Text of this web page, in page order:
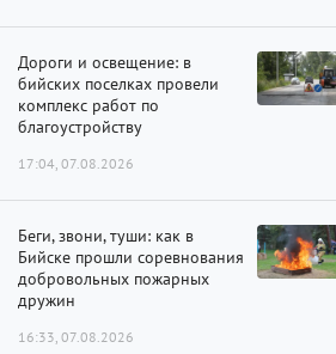
Дороги и освещение: в
бийских поселках провели
комплекс работ по
благоустройству
17:04, 07.08.2026
Беги, звони, туши: как в
Бийске прошли соревнования
добровольных пожарных
дружин
16:33, 07.08.2026